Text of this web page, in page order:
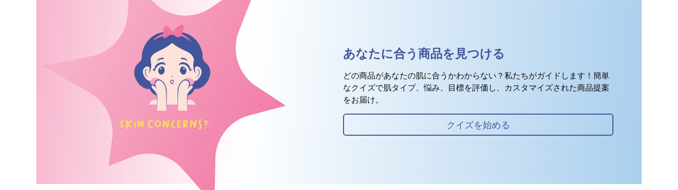
あなたに合う商品を見つける
どの商品があなたの肌に合うかわからない？私たちがガイドします！簡単
なクイズで肌タイプ、悩み、目標を評価し、カスタマイズされた商品提案
をお届け。
クイズを始める